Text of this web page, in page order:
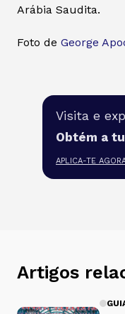
Arábia Saudita.
Foto de George
Visita e
Obtém a
APLICA-TE
Artigos